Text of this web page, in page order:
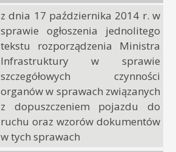
z dnia 17 października 2014 r. w
sprawie ogłoszenia jednolitego
tekstu rozporządzenia Ministra
Infrastruktury w sprawie
szczegółowych czynności
organów w sprawach związanych
z dopuszczeniem pojazdu do
ruchu oraz wzorów dokumentów
w tych sprawach